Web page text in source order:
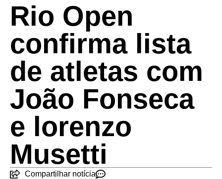
Rio Open
confirma lista
de atletas com
João Fonseca
e lorenzo
Musetti
Compartilhar notícia